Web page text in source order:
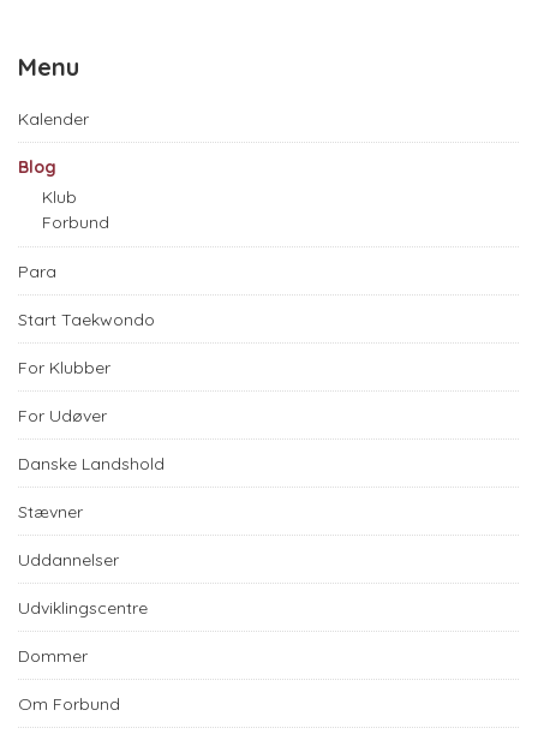
Menu
Kalender
Blog
Klub
Forbund
Para
Start Taekwondo
For Klubber
For Udøver
Danske Landshold
Stævner
Uddannelser
Udviklingscentre
Dommer
Om Forbund